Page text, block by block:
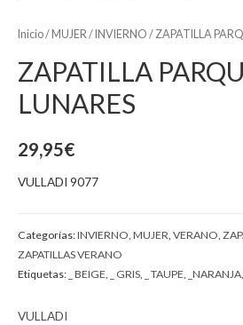
Inicio/ MUJER / INVIERNO / ZAPATILLA
ZAPATILLA
LUNARES
29,95€
VULLADI 9077
Categorías:INVIERNO MUJER VERANO
ZAPATILLAS VERANO
Etiquetas: _ BEIGE _ GRIS _ TAUPE _NARANJA
VULLADI